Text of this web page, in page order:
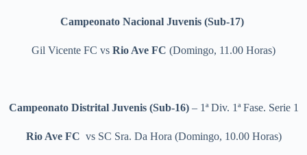
Campeonato Nacional Juvenis (Sub-17)
Gil Vicente FC vs Rio Ave FC (Domingo, 11.00 Horas)
Campeonato Distrital Juvenis (Sub-16)– 1ª Div. 1ª Fase. Serie 1
Rio Ave FC vs SC Sra. Da Hora (Domingo, 10.00 Horas)